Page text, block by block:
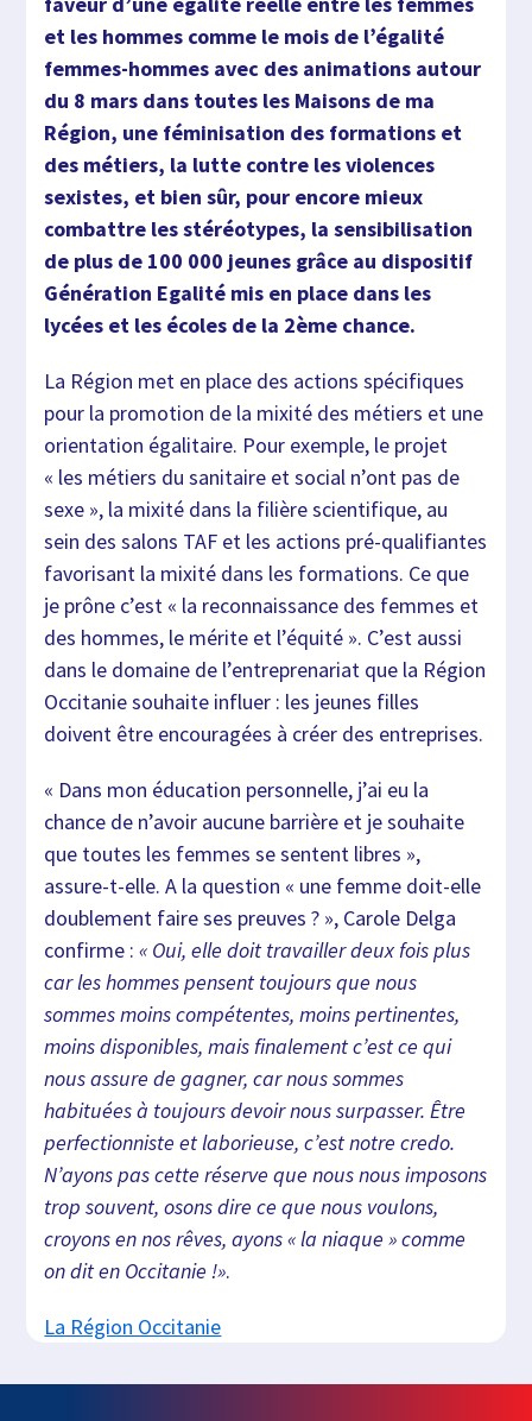
et les hommes comme le mois de l’égalité
femmes-hommes avec des animations autour
du 8 mars dans toutes les Maisons de ma
Région, une féminisation des formations et
des métiers, la lutte contre les violences
sexistes, et bien sûr, pour encore mieux
combattre les stéréotypes, la sensibilisation
de plus de 100 000 jeunes grâce au dispositif
Génération Egalité mis en place dans les
lycées et les écoles de la 2ème chance.
La Région met en place des actions spécifiques
pour la promotion de la mixité des métiers et une
orientation égalitaire. Pour exemple, le projet
« les métiers du sanitaire et social n’ont pas de
sexe », la mixité dans la filière scientifique, au
sein des salons TAF et les actions pré-qualifiantes
favorisant la mixité dans les formations. Ce que
je prône c’est « la reconnaissance des femmes et
des hommes, le mérite et l’équité ». C’est aussi
dans le domaine de l’entreprenariat que la Région
Occitanie souhaite influer : les jeunes filles
doivent être encouragées à créer des entreprises.
« Dans mon éducation personnelle, j’ai eu la
chance de n’avoir aucune barrière et je souhaite
que toutes les femmes se sentent libres »,
assure-t-elle. A la question « une femme doit-elle
doublement faire ses preuves ? », Carole Delga
confirme :« Oui, elle doit travailler deux fois plus
car les hommes pensent toujours que nous
sommes moins compétentes, moins pertinentes,
moins disponibles, mais finalement c’est ce qui
nous assure de gagner, car nous sommes
habituées à toujours devoir nous surpasser. Être
perfectionniste et laborieuse, c’est notre credo.
N’ayons pas cette réserve que nous nous imposons
trop souvent, osons dire ce que nous voulons,
croyons en nos rêves, ayons « la niaque » comme
on dit en Occitanie !».
La Région Occitanie